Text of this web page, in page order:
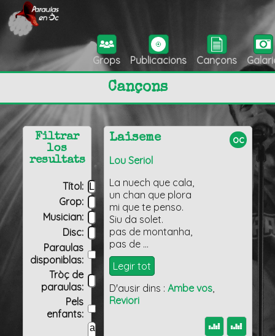
Grops Publicacions Cançons
Cançons
oc
Laiseme
Lou Seriol
La nuech que cala,
un chan que plora
mi que te penso.
Siu da solet.
pas de montanha,
pas de …
Legir tot
D'ausir dins :Ambe vos,
Reviori
Filtrar
los
resultats
Títol:
Grop:
Musician:
Disc:
Paraulas
disponiblas:
Tròç de
paraulas:
Pels
enfants: